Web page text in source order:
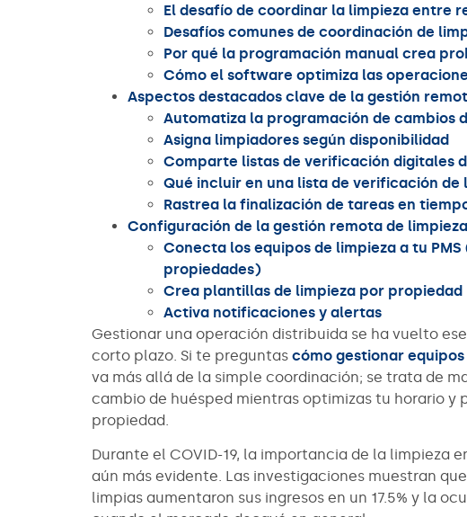
El desafío de coordinar la limpieza entre
Desafíos comunes de coordinación de
Por qué la programación manual crea
Cómo el software optimiza las
Aspectos destacados clave de la gestión
Automatiza la programación de cambios
Asigna limpiadores según disponibilidad
Comparte listas de verificación digitales
Qué incluir en una lista de verificación de
Rastrea la finalización de tareas en
Configuración de la gestión remota de limpieza
Conecta los equipos de limpieza a tu
propiedades)
Crea plantillas de limpieza por propiedad
Activa notificaciones y alertas
Gestionar una operación distribuida se ha vuelto
corto plazo. Si te preguntas cómo gestionar
va más allá de la simple coordinación; se trata de
cambio de huésped mientras optimizas tu horario y
propiedad.
Durante el COVID-19, la importancia de la limpieza
aún más evidente. Las investigaciones muestran
limpias aumentaron sus ingresos en un 17.5% y la